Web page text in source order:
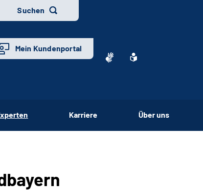
Suchen
Mein Kundenportal
Karriere Über uns